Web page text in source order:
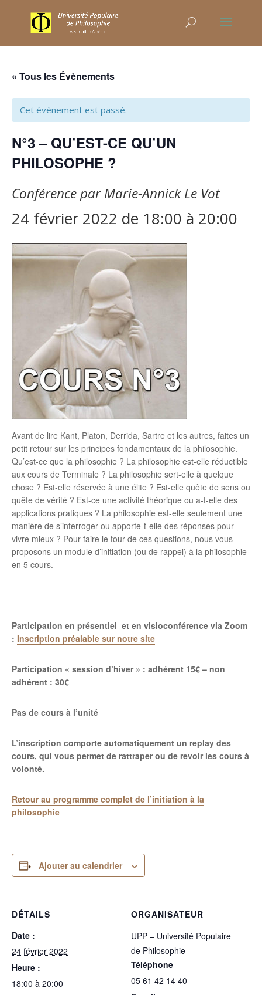
« Tous les Évènements
Cet évènement est passé.
N°3 – QU’EST-CE QU’UN
PHILOSOPHE ?
Conférence par Marie-Annick Le Vot
24 février 2022 de 18:00 à 20:00
Avant de lire Kant, Platon, Derrida, Sartre et les autres, faites un
petit retour sur les principes fondamentaux de la philosophie.
Qu’est-ce que la philosophie ? La philosophie est-elle réductible
aux cours de Terminale ? La philosophie sert-elle à quelque
chose ? Est-elle réservée à une élite ? Est-elle quête de sens ou
quête de vérité ? Est-ce une activité théorique ou a-t-elle des
applications pratiques ? La philosophie est-elle seulement une
manière de s’interroger ou apporte-t-elle des réponses pour
vivre mieux ? Pour faire le tour de ces questions, nous vous
proposons un module d’initiation (ou de rappel) à la philosophie
en 5 cours.
Participation en présentiel et en visioconférence via Zoom
: Inscription préalable sur notre site
Participation « session d’hiver » : adhérent 15€ – non
adhérent : 30€
Pas de cours à l’unité
L’inscription comporte automatiquement un replay des
cours, qui vous permet de rattraper ou de revoir les cours à
volonté.
Retour au programme complet de l’initiation à la
philosophie
Ajouter au calendrier
DÉTAILS
Date :
24 février 2022
Heure :
18:00 à 20:00
ORGANISATEUR
UPP – Université Populaire
de Philosophie
Téléphone
05 61 42 14 40